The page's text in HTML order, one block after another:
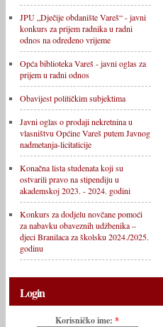
JPU „Dječije obdanište Vareš“ - javni
konkurs za prijem radnika u radni
odnos na određeno vrijeme
Opća biblioteka Vareš - javni oglas za
prijem u radni odnos
Obavijest političkim subjektima
Javni oglas o prodaji nekretnina u
vlasništvu Općine Vareš putem Javnog
nadmetanja-licitaticije
Konačna lista studenata koji su
ostvarili pravo na stipendiju u
akademskoj 2023. - 2024. godini
Konkurs za dodjelu novčane pomoći
za nabavku obaveznih udžbenika –
djeci Branilaca za školsku 2024./2025.
godinu
Login
Korisničko ime: *